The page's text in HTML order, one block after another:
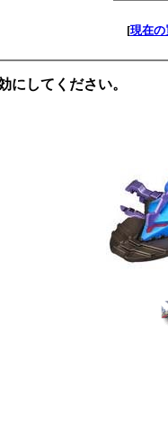
[現在の
にしてください。